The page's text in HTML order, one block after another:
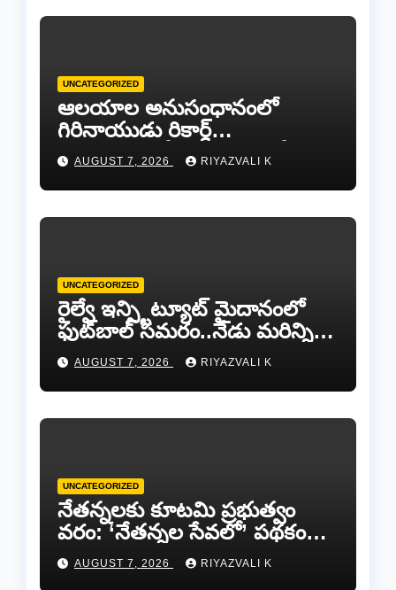
UNCATEGORIZED
ఆలయాల అనుసంధానంలో
గిరినాయుడు రికార్డ్
దారినేర్పరి..రోడ్డు నిర్మాణంతో పాటు
గోవుల సంరక్షణకు ప్రాణప్రతిష్ఠ!..
AUGUST 7, 2026 RIYAZVALI K
UNCATEGORIZED
రైల్వే ఇన్స్టిట్యూట్ మైదానంలో
ఫుట్‌బాల్ సమరం..నేడు మరిన్ని
జట్లు సిద్ధం!.
AUGUST 7, 2026 RIYAZVALI K
UNCATEGORIZED
​నేతన్నలకు కూటమి ప్రభుత్వం
వరం: ‘నేతన్నల సేవలో’ పథకం
ద్వారా ఏటా ₹25,000 ఆర్థిక
సాయం!
AUGUST 7, 2026 RIYAZVALI K